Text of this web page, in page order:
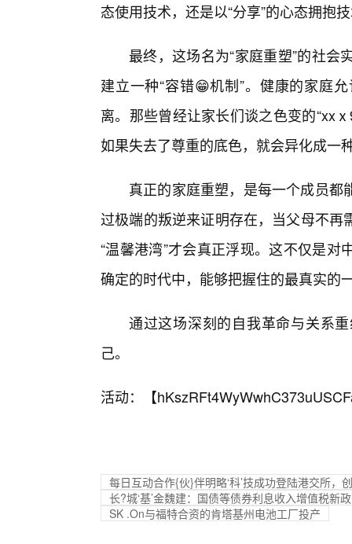
态使用技术，还是以“分享”的心态拥抱
最终，这场名为“家庭重塑”的社
建立一种“容错😁机制”。健康的家庭
离。那些曾经让家长们谈之色变的
如果失去了尊重的底色，就会异化成一
真正的家庭重塑，是每一个成员
过极端的叛逆来证明存在，当父母不
“温馨港湾”才会真正浮现。这不仅是
确定的时代中，能够把握住的最真实的
通过这场深刻的自我革命与关系
己。
活动：【
每日互动合作{伙}伴明略‘科’技成功登陆港交所，
长?城‘基’金魏建：国债等债券利息收入增值税新
SK .On与福特合资的肯塔基州电池工厂投产